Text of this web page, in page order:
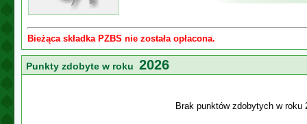
Bieżąca składka PZBS nie została opłacona.
Punkty zdobyte w roku 2026
Brak punktów zdobytych w roku